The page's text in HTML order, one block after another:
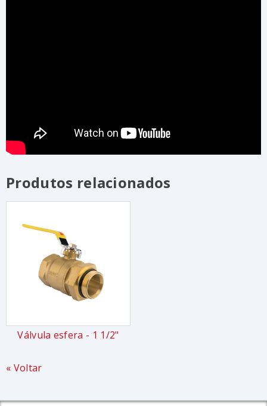
Produtos relacionados
Válvula esfera - 1 1/2"
« Voltar